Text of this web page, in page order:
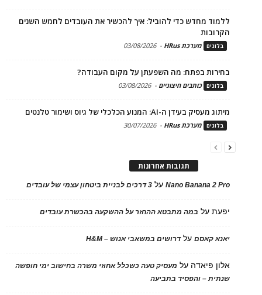
ללמוד מחדש כדי להוביל: איך להכשיר את העובדים לחמש השנים
הקרובות
בלוגים מערכת HRus -
03/08/2026
בחירות בפתח: מה השפעתן על מקום העבודה?
בלוגים כותבים חיצוניים -
03/08/2026
מיתוג מעסיק בעידן ה-AI: המנוע הכלכלי של גיוס ושימור טלנטים
בלוגים מערכת HRus -
30/07/2026
תגובות אחרונות
Nano Banana 2 Proעל 3 דרכים לבניית ביטחון עצמי של עובדים
יפעתעל במה מתבטא ההחזר על ההשקעה בהכשרת עובדים
יאנא קאסםעלדרושים במשאבי אנוש – H&M
אלון פיאדה על מעסיק טעה כשכלל אחוזי משרה בחישוב ימי חופשה
שנתית – והפסיד בתביעה